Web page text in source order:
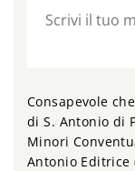
Consapevole
di S. Antonio di
Minori
Antonio Editrice